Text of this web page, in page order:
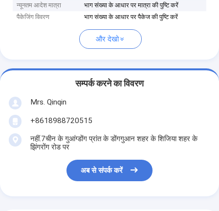
न्यूनतम आदेश मात्रा
भाग संख्या के आधार पर मात्रा की पुष्टि करें
पैकेजिंग विवरण
भाग संख्या के आधार पर पैकेज की पुष्टि करें
और देखो
सम्पर्क करने का विवरण
Mrs. Qinqin
+8618988720515
नहीं.7चीन के गुआंग्डोंग प्रांत के डोंगगुआन शहर के शिजिया शहर के
झिंगरोंग रोड पर
अब से संपर्क करें